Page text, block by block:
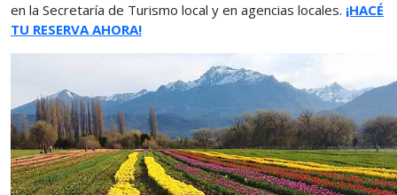
en la Secretaría de Turismo local y en agencias locales. ¡HACÉ
TU RESERVA AHORA!